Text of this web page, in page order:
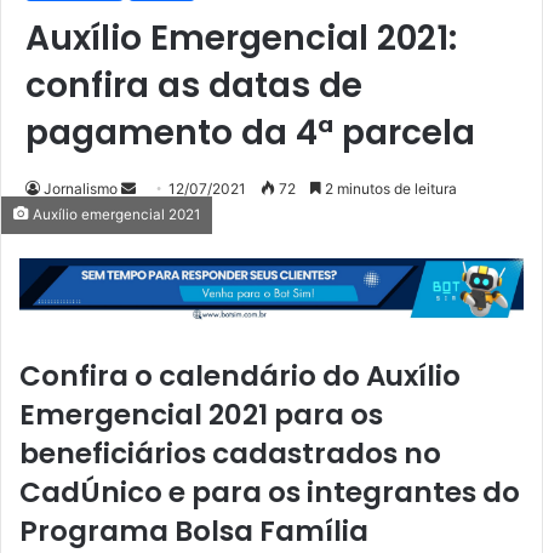
Auxílio Emergencial 2021:
confira as datas de
pagamento da 4ª parcela
Jornalismo
Mande
um
mail
12/07/2021 72 2 minutos de leitura
Auxílio emergencial 2021
Confira o calendário do Auxílio
Emergencial 2021 para os
beneficiários cadastrados no
CadÚnico e para os integrantes do
Programa Bolsa Família